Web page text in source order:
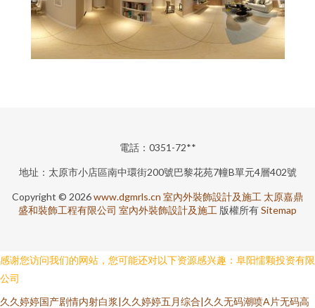
電話：0351-72**
地址：太原市小店區南中環街200號巴黎花苑7幢B單元4層402號
Copyright © 2026www.dgmrls.cn 室內外裝飾設計及施工 太原嘉鼎
盛和裝飾工程有限公司 室內外裝飾設計及施工 版權所有Sitemap
感谢您访问我们的网站，您可能还对以下资源感兴趣：阜阳懦颗投资有限
公司
久久婷婷国产剧情内射白浆|久久婷婷五月综合|久久无码潮喷A片无码高